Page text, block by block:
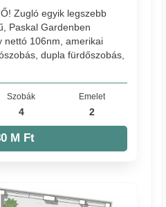
Zugló egyik legszebb
Paskal Gardenben
nettó 106nm, amerikai
dupla fürdőszobás,
Szobák
4
Emelet
2
M Ft